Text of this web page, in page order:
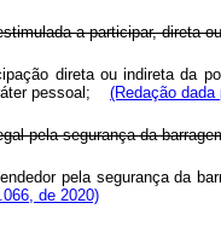
a participar, direta
direta ou indireta da
pessoal; (Redação dada
pela segurança da
pela segurança da
de 2020)